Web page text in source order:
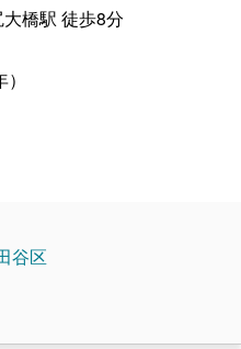
橋駅 徒歩8分
谷区